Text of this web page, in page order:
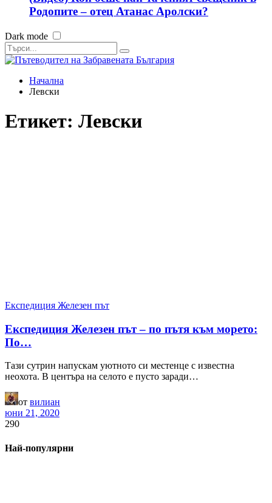
Родопите – отец Атанас Аролски?
Dark mode
Начална
Левски
Етикет: Левски
Експедиция Железен път
Експедиция Железен път – по пътя към морето:
По…
Тази сутрин напускам уютното си местенце с известна
неохота. В центъра на селото е пусто заради…
от вилиан
юни 21, 2020
290
Най-популярни